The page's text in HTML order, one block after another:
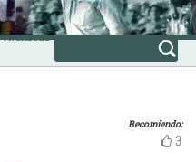
Avanzada
Recomiendo:
3